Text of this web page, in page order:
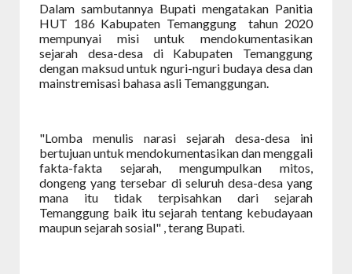
Dalam sambutannya Bupati mengatakan Panitia
HUT 186 Kabupaten Temanggung
tahun 2020
mempunyai misi untuk mendokumentasikan
sejarah desa-desa di Kabupaten Temanggung
dengan maksud untuk nguri-nguri budaya desa dan
mainstremisasi bahasa asli Temanggungan.
"Lomba menulis narasi sejarah desa-desa ini
bertujuan untuk mendokumentasikan dan menggali
fakta-fakta sejarah, mengumpulkan mitos,
dongeng yang tersebar di seluruh desa-desa yang
mana itu tidak terpisahkan dari sejarah
Temanggung baik itu sejarah tentang kebudayaan
maupun sejarah sosial" , terang Bupati.